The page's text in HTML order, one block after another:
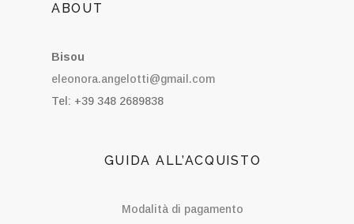
ABOUT
Bisou
eleonora.angelotti@gmail.com
Tel: +39 348 2689838
GUIDA ALL’ACQUISTO
Modalità di pagamento